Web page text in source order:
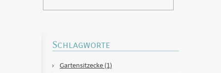
Schlagworte
Gartensitzecke (1)